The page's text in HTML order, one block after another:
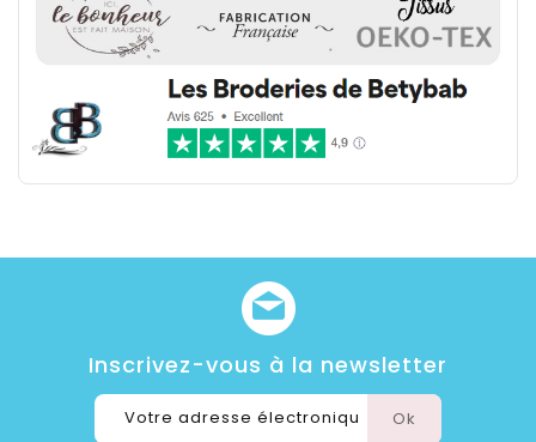
Inscrivez-vous à la newsletter